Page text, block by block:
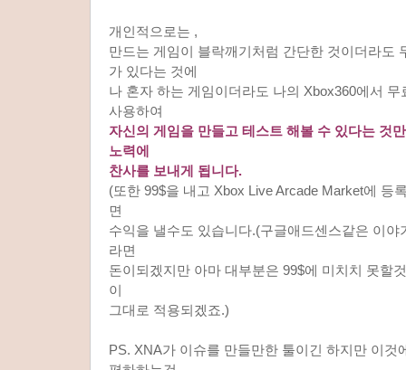
개인적으로는 ,
만드는 게임이 블락깨기처럼 간단한 것이더라도
가 있다는 것에
나 혼자 하는 게임이더라도 나의 Xbox360에서
사용하여
자신의 게임을 만들고 테스트 해볼 수 있다는 것
노력에
찬사를 보내게 됩니다.
(또한 99$을 내고 Xbox Live Arcade Market에 등
면
수익을 낼수도 있습니다.(구글애드센스같은 이야
라면
돈이되겠지만 아마 대부분은 99$에 미치치 못할
이
그대로 적용되겠죠.)
PS. XNA가 이슈를 만들만한 툴이긴 하지만 이것